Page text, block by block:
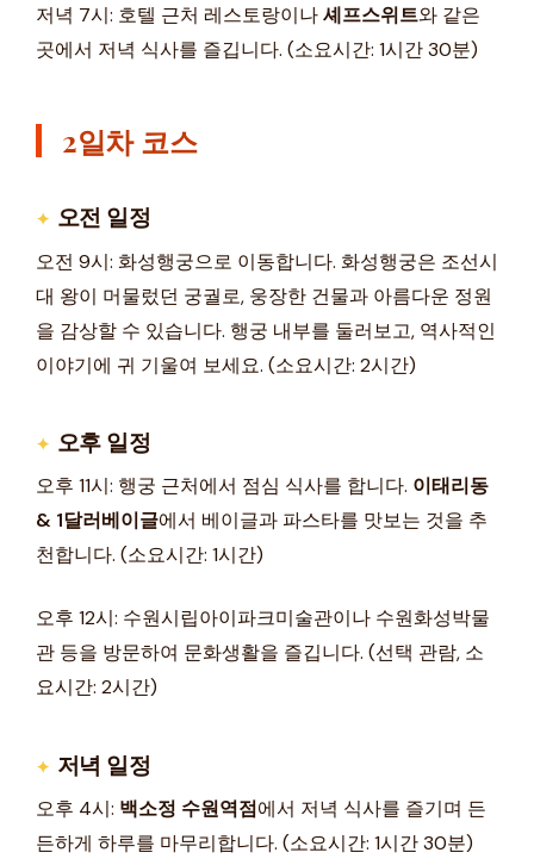
저녁 7시: 호텔 근처 레스토랑이나셰프스위트와 같은
곳에서 저녁 식사를 즐깁니다. (소요시간: 1시간 30분)
2일차 코스
오전 일정
오전 9시: 화성행궁으로 이동합니다. 화성행궁은 조선시
대 왕이 머물렀던 궁궐로, 웅장한 건물과 아름다운 정원
을 감상할 수 있습니다. 행궁 내부를 둘러보고, 역사적인
이야기에 귀 기울여 보세요. (소요시간: 2시간)
오후 일정
오후 11시: 행궁 근처에서 점심 식사를 합니다. 이태리동
& 1달러베이글에서 베이글과 파스타를 맛보는 것을 추
천합니다. (소요시간: 1시간)
오후 12시: 수원시립아이파크미술관이나 수원화성박물
관 등을 방문하여 문화생활을 즐깁니다. (선택 관람, 소
요시간: 2시간)
저녁 일정
오후 4시: 백소정 수원역점에서 저녁 식사를 즐기며 든
든하게 하루를 마무리합니다. (소요시간: 1시간 30분)